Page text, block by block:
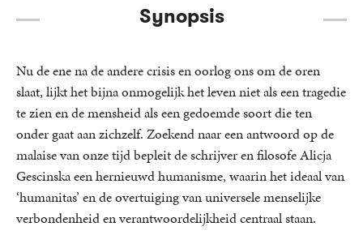
Synopsis
Nu de ene na de andere crisis en oorlog ons om de oren
slaat, lijkt het bijna onmogelijk het leven niet als een tragedie
te zien en de mensheid als een gedoemde soort die ten
onder gaat aan zichzelf. Zoekend naar een antwoord op de
malaise van onze tijd bepleit de schrijver en filosofe Alicja
Gescinska een hernieuwd humanisme, waarin het ideaal van
‘humanitas’ en de overtuiging van universele menselijke
verbondenheid en verantwoordelijkheid centraal staan.